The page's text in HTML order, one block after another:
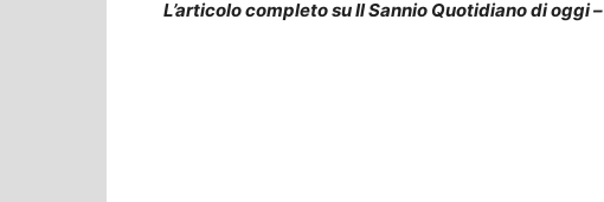
L’articolo completo su Il Sannio Quotidiano di oggi –